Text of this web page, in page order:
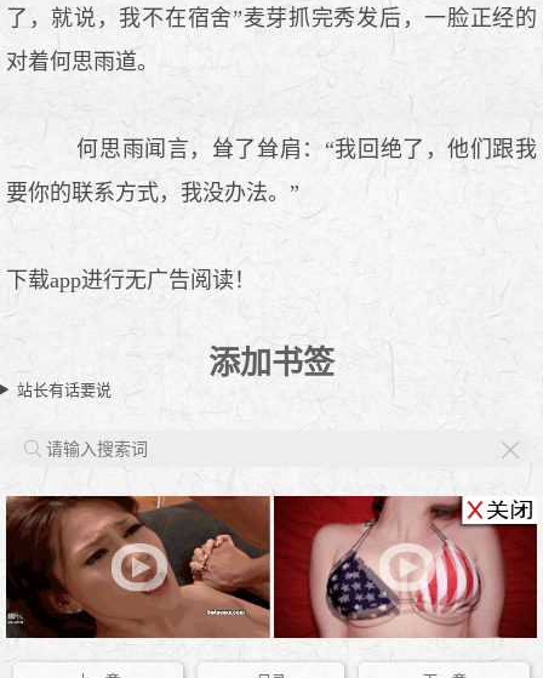
了，就说，我不在宿舍”麦芽抓完秀发后，一脸正经的
对着何思雨道。
何思雨闻言，耸了耸肩：“我回绝了，他们跟我
要你的联系方式，我没办法。”
下载app进行无广告阅读！
添加书签
站长有话要说